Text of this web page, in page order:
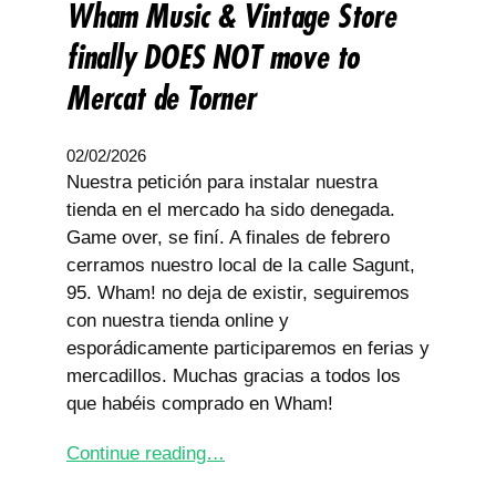
Wham Music & Vintage Store
finally DOES NOT move to
Mercat de Torner
02/02/2026
Nuestra petición para instalar nuestra
tienda en el mercado ha sido denegada.
Game over, se finí. A finales de febrero
cerramos nuestro local de la calle Sagunt,
95. Wham! no deja de existir, seguiremos
con nuestra tienda online y
esporádicamente participaremos en ferias y
mercadillos. Muchas gracias a todos los
que habéis comprado en Wham!
Continue reading…